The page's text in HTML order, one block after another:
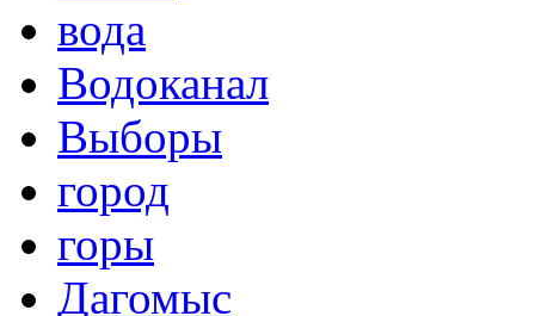
вода
Водоканал
Выборы
город
горы
Дагомыс